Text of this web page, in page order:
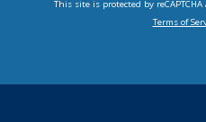
This site is protected by
Terms of